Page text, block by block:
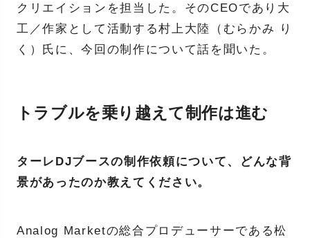
クリエイションを担当した。そのCEOであり大
工／作家として活動する村上大陸（むらかみ り
く）氏に、今回の制作について話を聞いた。
トラブルを乗り越えて制作は進む
ターレDJブースの制作依頼について、どんな背
景があったのか教えてください。
Analog Marketの総合プロデューサーである松